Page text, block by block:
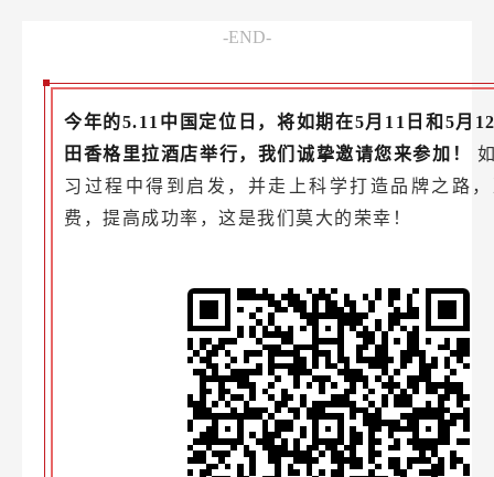
-END-
今年的5.11中国定位日，将如期在5月11日和5月
田香格里拉酒店举行，我们诚挚邀请您来参加！
习过程中得到启发，并走上科学打造品牌之路
费，提高成功率，这是我们莫大的荣幸！